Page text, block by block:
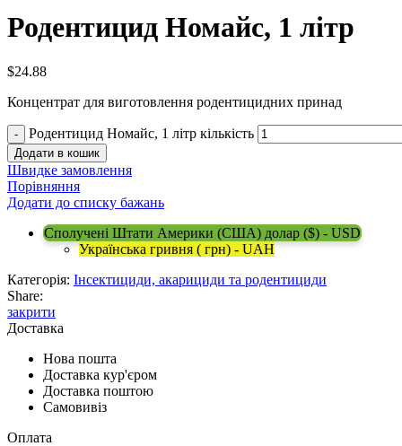
Родентицид Номайс, 1 літр
$24.88
Концентрат для виготовлення родентицидних принад
Родентицид Номайс, 1 літр кількість
Додати в кошик
Швидке замовлення
Порівняння
Додати до списку бажань
Сполучені Штати Америки (США) долар ($) - USD
Українська гривня ( грн) - UAH
Категорія: Інсектициди, акарициди та родентициди
Share:
закрити
Доставка
Нова пошта
Доставка кур'єром
Доставка поштою
Самовивіз
Оплата